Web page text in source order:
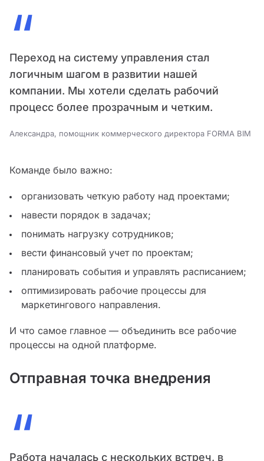
“
Переход на систему управления стал
логичным шагом в развитии нашей
компании. Мы хотели сделать рабочий
процесс более прозрачным и четким.
Александра, помощник коммерческого директора FORMA BIM
Команде было важно:
организовать четкую работу над проектами;
навести порядок в задачах;
понимать нагрузку сотрудников;
вести финансовый учет по проектам;
планировать события и управлять расписанием;
оптимизировать рабочие процессы для
маркетингового направления.
И что самое главное — объединить все рабочие
процессы на одной платформе.
Отправная точка внедрения
“
Работа началась с нескольких встреч, в